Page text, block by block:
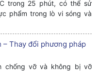
trong 25 phút, có thể sử
phẩm trong lò vi sóng và
– Thay đổi phương pháp
chống vỡ và không bị vỡ